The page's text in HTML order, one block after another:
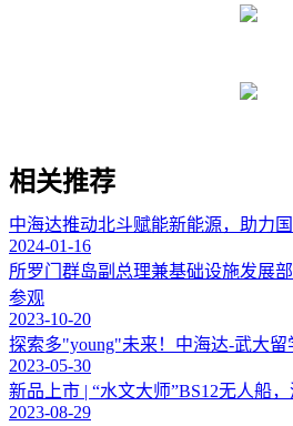
相关推荐
中海达推动北斗赋能新能源，助力国
2024-01-16
所罗门群岛副总理兼基础设施发展
参观
2023-10-20
探索多"young"未来！中海达-武大
2023-05-30
新品上市 | “水文大师”BS12无人船
2023-08-29